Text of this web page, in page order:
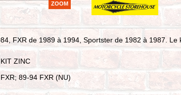
ZOOM
FXR de 1989 à 1994, Sportster de 1982 à 1987. Le
ZINC
89-94 FXR (NU)